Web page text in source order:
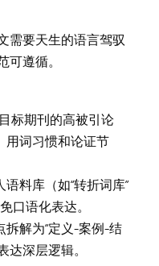
需要天生的语言驾驭
可遵循。
标期刊的高被引论
用词习惯和论证节
语料库（如“转折词库”
口语化表达。
拆解为“定义-案例-结
达深层逻辑。